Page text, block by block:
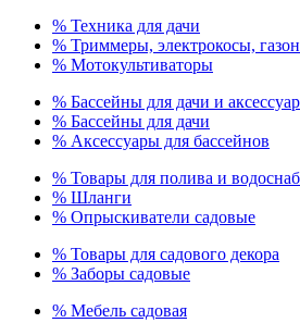
% Техника для дачи
% Триммеры, электрокосы,
% Мотокультиваторы
% Бассейны для дачи и
% Бассейны для дачи
% Аксессуары для бассейнов
% Товары для полива и
% Шланги
% Опрыскиватели садовые
% Товары для садового декора
% Заборы садовые
% Мебель садовая